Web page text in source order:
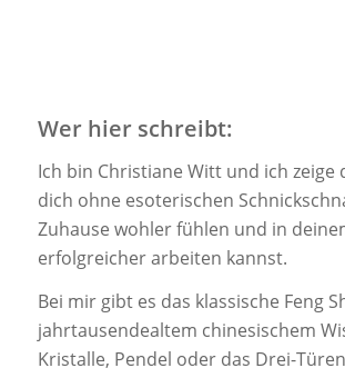
Wer hier schreibt:
Ich bin Christiane Witt und ich zeige
dich ohne esoterischen
Zuhause wohler fühlen und in
erfolgreicher arbeiten kannst.
Bei mir gibt es das klassische Feng
jahrtausendealtem chinesischem
Kristalle, Pendel oder das Drei-